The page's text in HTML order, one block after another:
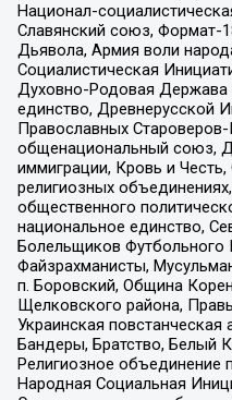
Национал-
Славянский союз, Формат-
Дьявола, Армия воли
Социалистическая
Духовно-Родовая Держава
единство, Древнерусской
Православных Староверов-
общенациональный союз,
иммиграции, Кровь и
религиозных
общественного
национальное единство,
Болельщиков Футбольного
Файзрахманисты,
п. Боровский, Община
Щелковского района,
Украинская повстанческая
Бандеры, Братство, Белый
Религиозное объединение
Народная Социальная